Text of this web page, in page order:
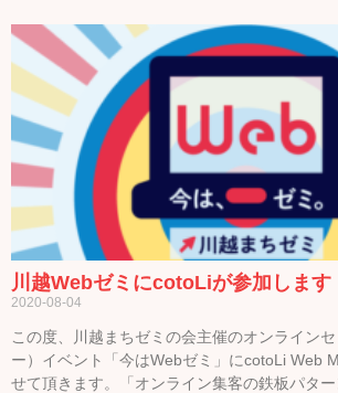
川越WebゼミにcotoLiが参加します
2020-08-04
この度、川越まちゼミの会主催のオンライン
ー）イベント「今はWebゼミ」にcotoLi Web
せて頂きます。「オンライン集客の鉄板パター